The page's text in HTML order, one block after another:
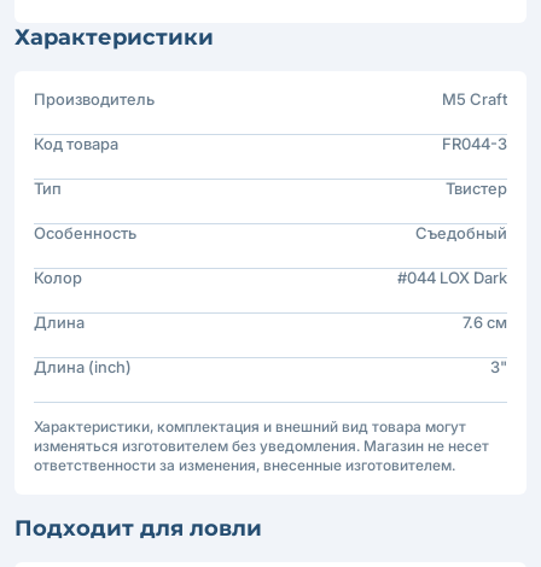
Характеристики
Производитель M5 Craft
Код товара FR044-3
Тип Твистер
Особенность Съедобный
Колор #044 LOX Dark
Длина 7.6 см
Длина (inch) 3"
Характеристики, комплектация и внешний вид товара могут
изменяться изготовителем без уведомления. Магазин не несет
ответственности за изменения, внесенные изготовителем.
Подходит для ловли